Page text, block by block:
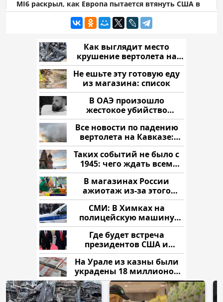
Как выглядит место
крушение вертолета на
Кавказе: смотреть
Не ешьте эту готовую еду
из магазина: список
В ОАЭ произошло
жестокое убийство
криптомиллионера
Все новости по падению
вертолета на Кавказе:
читать здесь
Таких событий не было с
1945: чего ждать всем
нам?
В магазинах России
ажиотаж из-за этого
продукта: что купить?
СМИ: В Химках на
полицейскую машину
напали и подожгли.
Где будет встреча
президентов США и
России: Европа?
На Урале из казны были
украдены 18 миллионов
рублей